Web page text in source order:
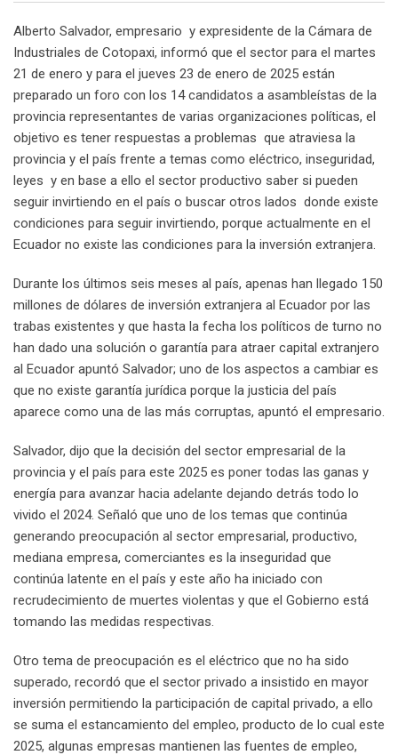
Alberto Salvador, empresario y expresidente de la Cámara de
Industriales de Cotopaxi, informó que el sector para el martes
21 de enero y para el jueves 23 de enero de 2025 están
preparado un foro con los 14 candidatos a asambleístas de la
provincia representantes de varias organizaciones políticas, el
objetivo es tener respuestas a problemas que atraviesa la
provincia y el país frente a temas como eléctrico, inseguridad,
leyes y en base a ello el sector productivo saber si pueden
seguir invirtiendo en el país o buscar otros lados donde existe
condiciones para seguir invirtiendo, porque actualmente en el
Ecuador no existe las condiciones para la inversión extranjera.
Durante los últimos seis meses al país, apenas han llegado 150
millones de dólares de inversión extranjera al Ecuador por las
trabas existentes y que hasta la fecha los políticos de turno no
han dado una solución o garantía para atraer capital extranjero
al Ecuador apuntó Salvador; uno de los aspectos a cambiar es
que no existe garantía jurídica porque la justicia del país
aparece como una de las más corruptas, apuntó el empresario.
Salvador, dijo que la decisión del sector empresarial de la
provincia y el país para este 2025 es poner todas las ganas y
energía para avanzar hacia adelante dejando detrás todo lo
vivido el 2024. Señaló que uno de los temas que continúa
generando preocupación al sector empresarial, productivo,
mediana empresa, comerciantes es la inseguridad que
continúa latente en el país y este año ha iniciado con
recrudecimiento de muertes violentas y que el Gobierno está
tomando las medidas respectivas.
Otro tema de preocupación es el eléctrico que no ha sido
superado, recordó que el sector privado a insistido en mayor
inversión permitiendo la participación de capital privado, a ello
se suma el estancamiento del empleo, producto de lo cual este
2025, algunas empresas mantienen las fuentes de empleo,